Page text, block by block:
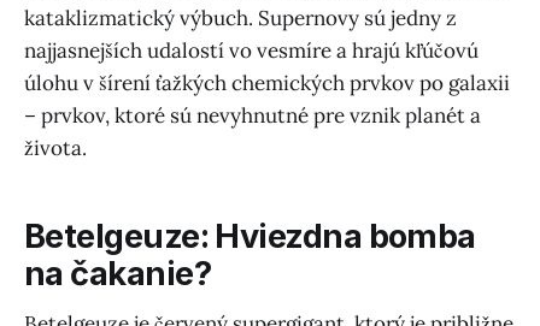
kataklizmatický výbuch. Supernovy sú jedny z
najjasnejších udalostí vo vesmíre a hrajú kľúčovú
úlohu v šírení ťažkých chemických prvkov po galaxii
– prvkov, ktoré sú nevyhnutné pre vznik planét a
života.
Betelgeuze: Hviezdna bomba
na čakanie?